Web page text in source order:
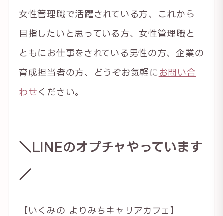
女性管理職で活躍されている方、これから
目指したいと思っている方、女性管理職と
ともにお仕事をされている男性の方、企業の
育成担当者の方、どうぞお気軽に お問い合
わせ ください。
＼LINEのオプチャやっています
／
【いくみの よりみちキャリアカフェ】